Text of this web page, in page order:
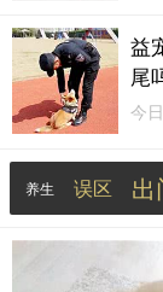
常
益
尾
今
笑
除
仔
养生 误区 出
萨摩耶 中华田园犬